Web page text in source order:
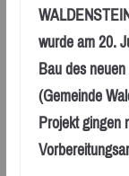
wurde am 20.
Bau des
(Gemeinde
Projekt gingen